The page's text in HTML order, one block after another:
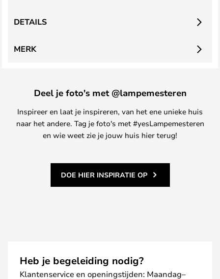
DETAILS
MERK
Deel je foto's met @lampemesteren
Inspireer en laat je inspireren, van het ene unieke huis
naar het andere. Tag je foto's met #yesLampemesteren
en wie weet zie je jouw huis hier terug!
DOE HIER INSPIRATIE OP
Heb je begeleiding nodig?
Klantenservice en openingstijden: Maandag–